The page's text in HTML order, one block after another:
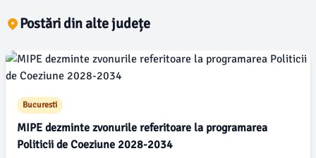
Postări din alte județe
Bucuresti
MIPE dezminte zvonurile referitoare la programarea
Politicii de Coeziune 2028-2034